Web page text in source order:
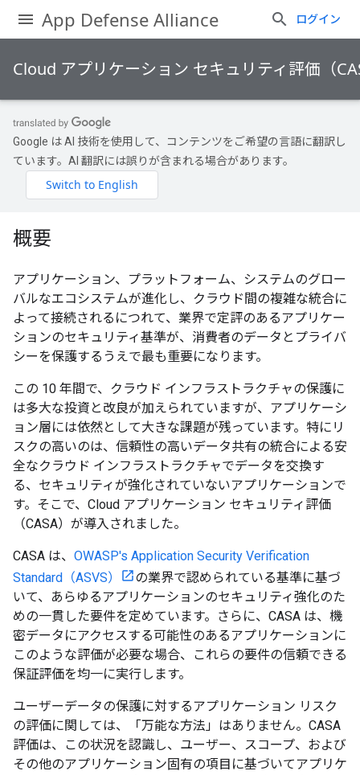
App Defense Alliance ログイン
Cloud アプリケーション セキュリティ評価（
Google は AI 技術を使用して、コンテンツをご希望の言語に翻訳し
ています。AI 翻訳には誤りが含まれる場合があります。
概要
アプリケーション、プラットフォーム、システムのグロー
バルなエコシステムが進化し、クラウド間の複雑な統合に
よって接続されるにつれて、業界で定評のあるアプリケー
ションのセキュリティ基準が、消費者のデータとプライバ
シーを保護するうえで最も重要になります。
この 10 年間で、クラウド インフラストラクチャの保護に
は多大な投資と改良が加えられていますが、アプリケーシ
ョン層には依然として大きな課題が残っています。特にリ
スクの高いのは、信頼性の高いデータ共有の統合による安
全なクラウド インフラストラクチャでデータを交換す
る、セキュリティが強化されていないアプリケーションで
す。そこで、Cloud アプリケーション セキュリティ評価
（CASA）が導入されました。
CASA は、 OWASP's Application Security Verification
Standard（ASVS）
の業界で認められている基準に基づ
いて、あらゆるアプリケーションのセキュリティ強化のた
めの一貫した要件を定めています。さらに、CASA は、機
密データにアクセスする可能性のあるアプリケーションに
このような評価が必要な場合、これらの要件の信頼できる
保証評価を均一に実行します。
ユーザーデータの保護に対するアプリケーション リスク
の評価に関しては、「万能な方法」はありません。CASA
評価は、この状況を認識し、ユーザー、スコープ、および
その他のアプリケーション固有の項目に基づいてアプリケ